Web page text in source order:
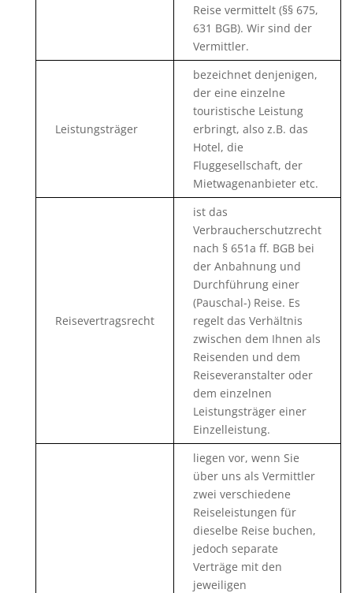
Reise vermittelt (§§ 675,
631 BGB). Wir sind der
Vermittler.
Leistungsträger
bezeichnet denjenigen,
der eine einzelne
touristische Leistung
erbringt, also z.B. das
Hotel, die
Fluggesellschaft, der
Mietwagenanbieter etc.
Reisevertragsrecht
ist das
Verbraucherschutzrecht
nach § 651a ff. BGB bei
der Anbahnung und
Durchführung einer
(Pauschal-) Reise. Es
regelt das Verhältnis
zwischen dem Ihnen als
Reisenden und dem
Reiseveranstalter oder
dem einzelnen
Leistungsträger einer
Einzelleistung.
liegen vor, wenn Sie
über uns als Vermittler
zwei verschiedene
Reiseleistungen für
dieselbe Reise buchen,
jedoch separate
Verträge mit den
jeweiligen